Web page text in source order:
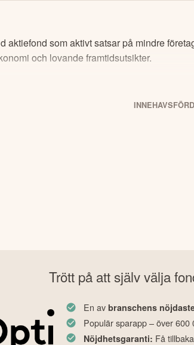
aktiefond som aktivt satsar på mindre
och lovande framtidsutsikter.
Trött på att själv välja
En avbranschens
Populär sparapp – över 600
Nöjdhetsgaranti: Få